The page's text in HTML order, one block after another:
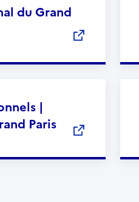
du Grand
|
Paris